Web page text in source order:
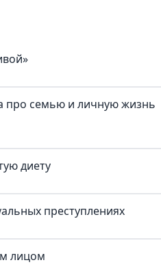
про семью и личную жизнь
диету
преступлениях
лицом